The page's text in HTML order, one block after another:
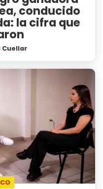
conducido
la cifra que
Cuellar